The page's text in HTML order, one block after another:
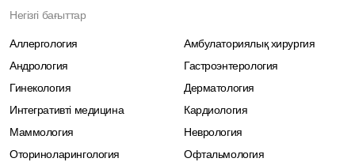
Негізгі бағыттар
Аллергология
Амбулаториялық хирургия
Андрология
Гастроэнтерология
Гинекология
Дерматология
Интегративті медицина
Кардиология
Маммология
Неврология
Оториноларингология
Офтальмология